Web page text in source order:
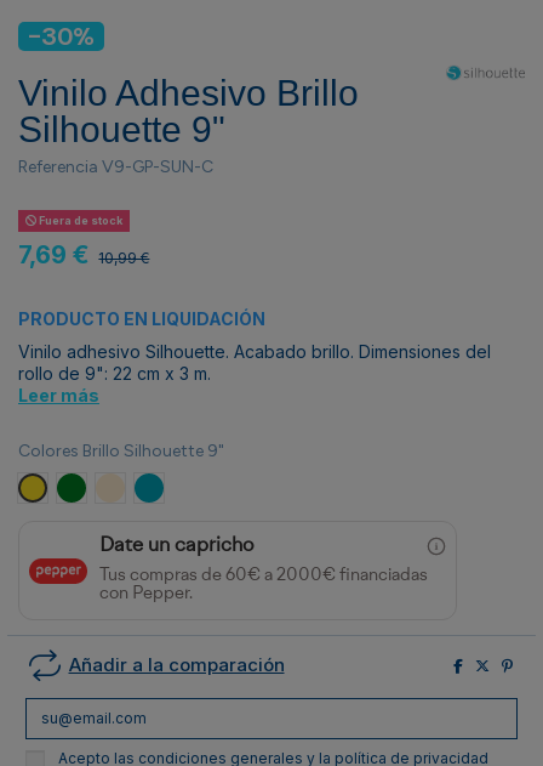
-30%
Vinilo Adhesivo Brillo
Silhouette 9"
Referencia V9-GP-SUN-C
Fuera de stock
7,69 € 10,99 €
PRODUCTO EN LIQUIDACIÓN
Vinilo adhesivo Silhouette. Acabado brillo. Dimensiones del
rollo de 9": 22 cm x 3 m.
Leer más
Colores Brillo Silhouette 9"
Girasol Verde Oscuro
Beige Verde Azulado
Date un capricho
Tus compras de 60€ a 2000€ financiadas
con Pepper.
Añadir a la comparación
Acepto las condiciones generales y la política de privacidad